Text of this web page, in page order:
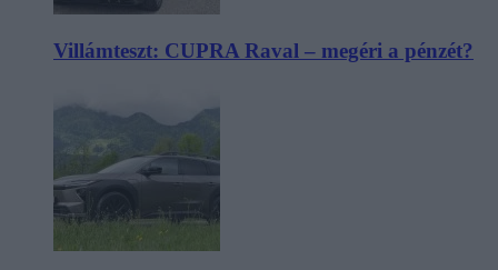
Villámteszt: CUPRA Raval – megéri a pénzét?